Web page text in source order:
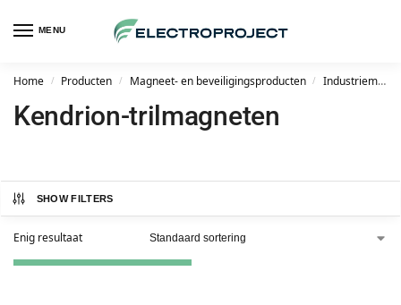
MENU
Home / Producten / Magneet- en beveiligingsproducten / Industriemagneten
Kendrion-trilmagneten
SHOW FILTERS
Enig resultaat